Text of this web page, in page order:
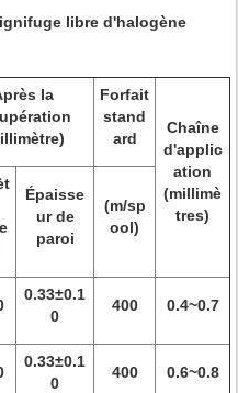
libre d'halogène
la
Forfait
stand
ard
Chaîne
d'applic
ation
(millimè
tres)
Épaisse
ur de
paroi
(m/sp
ool)
0.33±0.1
0
400 0.4~0.7
0.33±0.1
0
400 0.6~0.8